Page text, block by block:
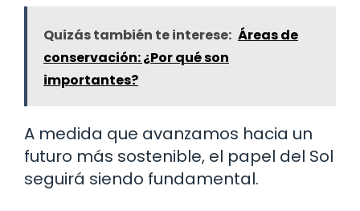
Quizás también te interese: Áreas de
conservación: ¿Por qué son
importantes?
A medida que avanzamos hacia un
futuro más sostenible, el papel del Sol
seguirá siendo fundamental.